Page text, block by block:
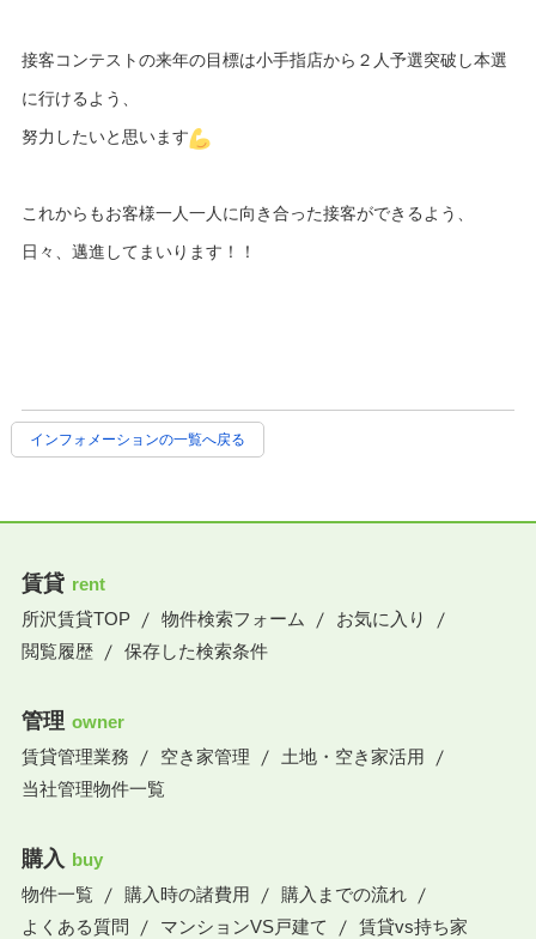
接客コンテストの来年の目標は小手指店から２人予選突破し本選
に行けるよう、
努力したいと思います
これからもお客様一人一人に向き合った接客ができるよう、
日々、邁進してまいります！！
インフォメーションの一覧へ戻る
賃貸 rent
所沢賃貸TOP
物件検索フォーム
お気に入り
閲覧履歴
保存した検索条件
管理 owner
賃貸管理業務
空き家管理
土地・空き家活用
当社管理物件一覧
購入 buy
物件一覧
購入時の諸費用
購入までの流れ
よくある質問
マンションVS戸建て 賃貸vs持ち家